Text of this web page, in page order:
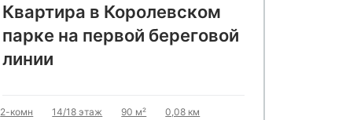
Квартира в Королевском
парке на первой береговой
линии
2-комн 14/18 этаж 90 м² 0,08 км